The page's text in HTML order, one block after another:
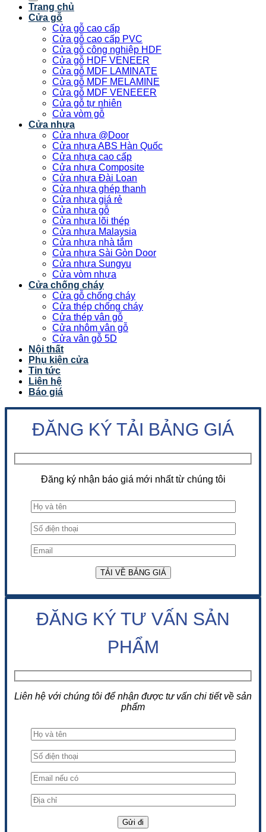
Trang chủ
Cửa gỗ
Cửa gỗ cao cấp
Cửa gỗ cao cấp PVC
Cửa gỗ công nghiệp HDF
Cửa gỗ HDF VENEER
Cửa gỗ MDF LAMINATE
Cửa gỗ MDF MELAMINE
Cửa gỗ MDF VENEEER
Cửa gỗ tự nhiên
Cửa vòm gỗ
Cửa nhựa
Cửa nhựa @Door
Cửa nhựa ABS Hàn Quốc
Cửa nhựa cao cấp
Cửa nhựa Composite
Cửa nhựa Đài Loan
Cửa nhựa ghép thanh
Cửa nhựa giá rẻ
Cửa nhựa gỗ
Cửa nhựa lõi thép
Cửa nhựa Malaysia
Cửa nhựa nhà tắm
Cửa nhựa Sài Gòn Door
Cửa nhựa Sungyu
Cửa vòm nhựa
Cửa chống cháy
Cửa gỗ chống cháy
Cửa thép chống cháy
Cửa thép vân gỗ
Cửa nhôm vân gỗ
Cửa vân gỗ 5D
Nội thất
Phụ kiện cửa
Tin tức
Liên hệ
Báo giá
ĐĂNG KÝ TẢI BẢNG GIÁ
Đăng ký nhận báo giá mới nhất từ chúng tôi
ĐĂNG KÝ TƯ VẤN SẢN
PHẨM
Liên hệ với chúng tôi để nhận được tư vấn chi tiết về sản
phẩm